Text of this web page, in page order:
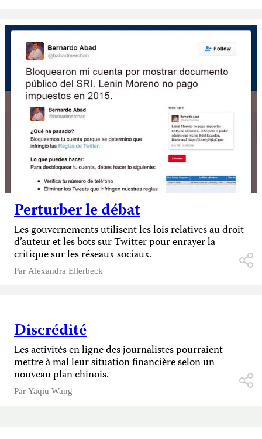
Perturber le débat
Les gouvernements utilisent les lois relatives au droit
d’auteur et les bots sur Twitter pour enrayer la
critique sur les réseaux sociaux.
Par Alexandra Ellerbeck
Discrédité
Les activités en ligne des journalistes pourraient
mettre à mal leur situation financière selon un
nouveau plan chinois.
Par Yaqiu Wang